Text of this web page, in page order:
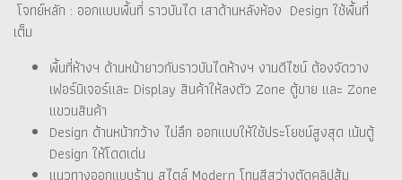
โจทย์หลัก : ออกแบบพื้นที่ ราวบันได เสาด้านหลังห้อง Design ใช้พื้นที่
เต็ม
พื้นที่ห้างฯ ด้านหน้ายาวกับราวบันไดห้างฯ งานดีไซน์ ต้องจัดวาง
เฟอร์นิเจอร์และ Display สินค้าให้ลงตัว Zone ตู้ขาย และ Zone
แขวนสินค้า
Design ด้านหน้ากว้าง ไม่ลึก ออกแบบให้ใช้ประโยชน์สูงสุด เน้นตู้
Design ให้โดดเด่น
แนวทางออกแบบร้าน สไตล์ Modern โทนสีสว่างตัดคลิปส้ม